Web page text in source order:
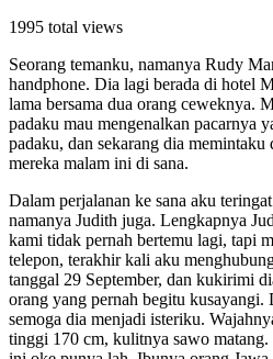
1995 total views
Seorang temanku, namanya Rudy
handphone. Dia lagi berada di hotel
lama bersama dua orang ceweknya.
padaku mau mengenalkan pacarnya
padaku, dan sekarang dia memintaku
mereka malam ini di sana.
Dalam perjalanan ke sana aku
namanya Judith juga. Lengkapnya
kami tidak pernah bertemu lagi, tapi
telepon, terakhir kali aku
tanggal 29 September, dan kukirimi
orang yang pernah begitu kusayangi.
semoga dia menjadi isteriku.
tinggi 170 cm, kulitnya sawo matang.